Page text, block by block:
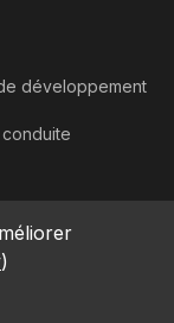
développement
LinkedIn
)